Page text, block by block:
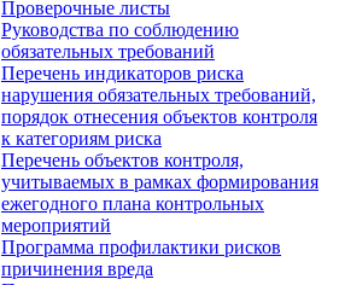
Проверочные листы
Руководства по соблюдению
обязательных требований
Перечень индикаторов риска
нарушения обязательных требований,
порядок отнесения объектов контроля
к категориям риска
Перечень объектов контроля,
учитываемых в рамках формирования
ежегодного плана контрольных
мероприятий
Программа профилактики рисков
причинения вреда